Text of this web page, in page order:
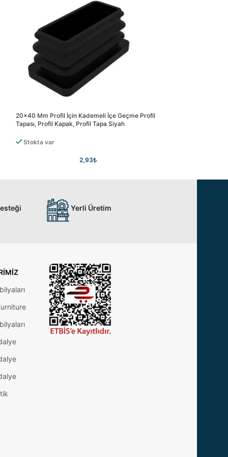
20×40 Mm Profil İçin Kademeli İçe Geçme Profil
Tapası, Profil Kapak, Profil Tapa Siyah
Stokta var
2,93₺
Yerli Üretim